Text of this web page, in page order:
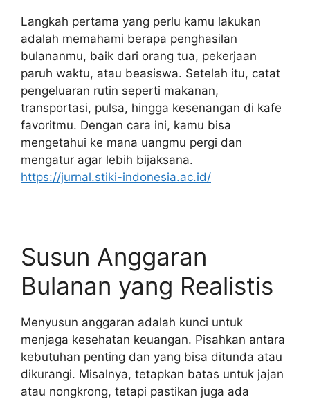
Langkah pertama yang perlu kamu lakukan
adalah memahami berapa penghasilan
bulananmu, baik dari orang tua, pekerjaan
paruh waktu, atau beasiswa. Setelah itu, catat
pengeluaran rutin seperti makanan,
transportasi, pulsa, hingga kesenangan di kafe
favoritmu. Dengan cara ini, kamu bisa
mengetahui ke mana uangmu pergi dan
mengatur agar lebih bijaksana.
https://jurnal.stiki-indonesia.ac.id/
Susun Anggaran
Bulanan yang Realistis
Menyusun anggaran adalah kunci untuk
menjaga kesehatan keuangan. Pisahkan antara
kebutuhan penting dan yang bisa ditunda atau
dikurangi. Misalnya, tetapkan batas untuk jajan
atau nongkrong, tetapi pastikan juga ada